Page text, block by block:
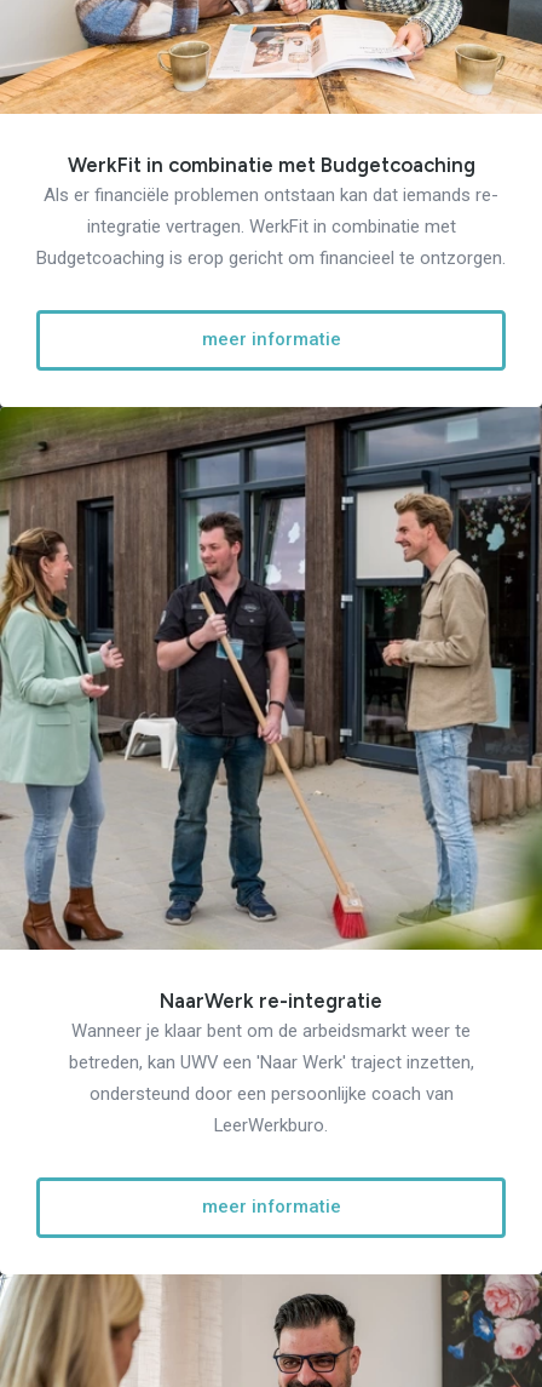
WerkFit in combinatie met Budgetcoaching
Als er financiële problemen ontstaan kan dat iemands re-
integratie vertragen. WerkFit in combinatie met
Budgetcoaching is erop gericht om financieel te ontzorgen.
meer informatie
NaarWerk re-integratie
Wanneer je klaar bent om de arbeidsmarkt weer te
betreden, kan UWV een 'Naar Werk' traject inzetten,
ondersteund door een persoonlijke coach van
LeerWerkburo.
meer informatie